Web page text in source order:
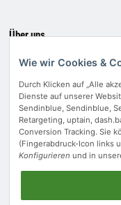
Über uns
Informationen
Bewerten Sie uns
Zahlungsmethoden
Wie wir Cookies &
Durch Klicken auf „Alle
Dienste auf unserer
Sendinblue, Sendinblue,
Retargeting, uptain,
Conversion Tracking. Sie
(Fingerabdruck-Icon links
Konfigurieren und in